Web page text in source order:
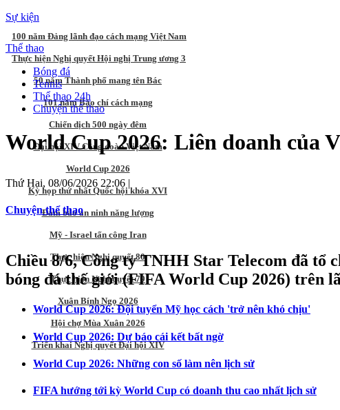
Sự kiện
100 năm Đảng lãnh đạo cách mạng Việt Nam
Thực hiện Nghị quyết Hội nghị Trung ương 3
50 năm Thành phố mang tên Bác
101 năm Báo chí cách mạng
Chiến dịch 500 ngày đêm
Đại hội XIV Công đoàn Việt Nam
World Cup 2026
Kỳ họp thứ nhất Quốc hội khóa XVI
Đảm bảo an ninh năng lượng
Mỹ - Israel tấn công Iran
Thực hiện Nghị quyết 80
Thực hiện Nghị quyết 79
Xuân Bính Ngọ 2026
Hội chợ Mùa Xuân 2026
Triển khai Nghị quyết Đại hội XIV
Thể thao
Bóng đá
Tennis
Thể thao 24h
Chuyện thể thao
World Cup 2026: Liên doanh của
Thứ Hai, 08/06/2026 22:06 |
Chuyện thể thao
Chiều 8/6, Công ty TNHH Star Telecom đã tổ
bóng đá thế giới (FIFA World Cup 2026) trên
World Cup 2026: Đội tuyển Mỹ học cách 'trở nên khó chịu'
World Cup 2026: Dự báo cái kết bất ngờ
World Cup 2026: Những con số làm nên lịch sử
FIFA hướng tới kỳ World Cup có doanh thu cao nhất lịch sử